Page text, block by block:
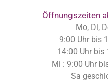
Öffnungszeiten
Mo, Di,
9:00 Uhr bis
14:00 Uhr bis
Mi : 9:00 Uhr
Sa